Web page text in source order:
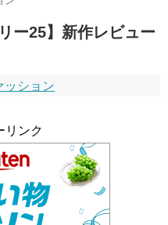
ー25】新作レビュー
ッション
リンク